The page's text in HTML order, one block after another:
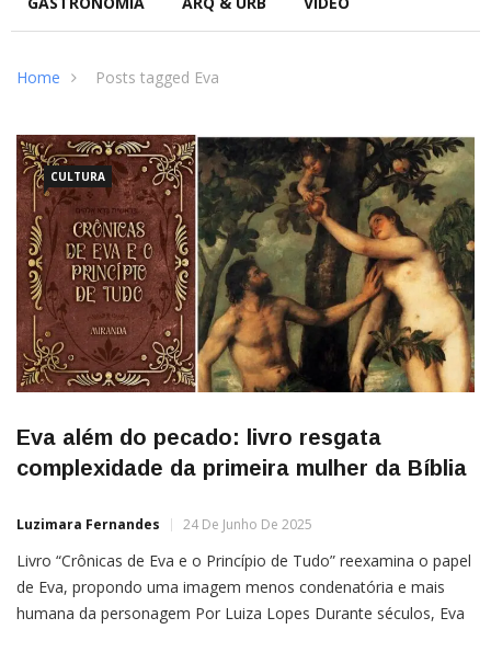
Home Posts tagged Eva
CULTURA
Eva além do pecado: livro resgata
complexidade da primeira mulher da Bíblia
Luzimara Fernandes 24 De Junho De 2025
Livro “Crônicas de Eva e o Princípio de Tudo” reexamina o papel
de Eva, propondo uma imagem menos condenatória e mais
humana da personagem Por Luiza Lopes Durante séculos, Eva